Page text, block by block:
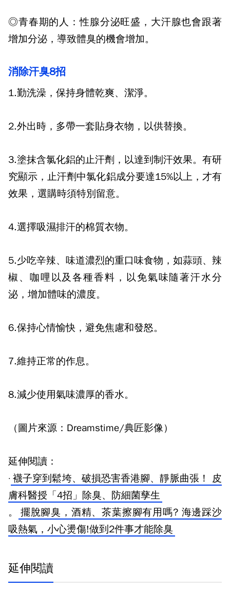
◎青春期的人：性腺分泌旺盛，大汗腺也會跟著
增加分泌，導致體臭的機會增加。
消除汗臭8招
1.勤洗澡，保持身體乾爽、潔淨。
2.外出時，多帶一套貼身衣物，以供替換。
3.塗抹含氯化鋁的止汗劑，以達到制汗效果。有研
究顯示，止汗劑中氯化鋁成分要達15%以上，才有
效果，選購時須特別留意。
4.選擇吸濕排汗的棉質衣物。
5.少吃辛辣、味道濃烈的重口味食物，如蒜頭、辣
椒、咖哩以及各種香料，以免氣味隨著汗水分
泌，增加體味的濃度。
6.保持心情愉快，避免焦慮和發怒。
7.維持正常的作息。
8.減少使用氣味濃厚的香水。
（圖片來源：Dreamstime/典匠影像）
延伸閱讀：
· 襪子穿到鬆垮、破損恐害香港腳、靜脈曲張！ 皮
膚科醫授「4招」除臭、防細菌孳生
。
擺脫腳臭，酒精、茶葉擦腳有用嗎? 海邊踩沙
吸熱氣，小心燙傷!做到2件事才能除臭
延伸閱讀